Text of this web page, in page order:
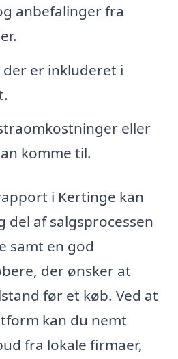
anbefalinger fra
der er inkluderet i
eller
komme til.
i Kertinge kan
af salgsprocessen
samt en god
der ønsker at
før et køb. Ved at
kan du nemt
fra lokale firmaer,